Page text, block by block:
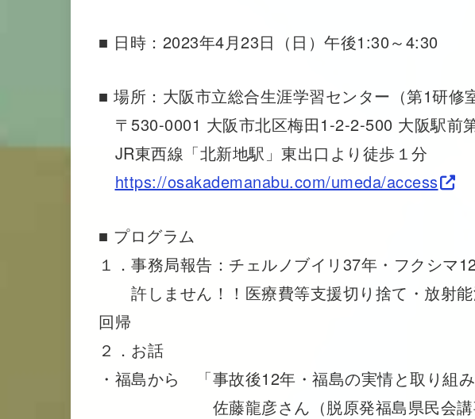
■ 日時：2023年4月23日（日）午後1:30～4:30
■ 場所：大阪市立総合生涯学習センター（第1研修
〒530-0001 大阪市北区梅田1-2-2-500 大阪駅前
JR東西線「北新地駅」東出口より徒歩１分
https://osakademanabu.com/umeda/access
■ プログラム
１．事務局報告：チェルノブイリ37年・フクシマ
許しません！！医療費等支援切り捨て・放射能
回帰
２．お話
・福島から 「事故後12年・福島の実情と取り組み
佐藤龍彦さん（脱原発福島県民会講事